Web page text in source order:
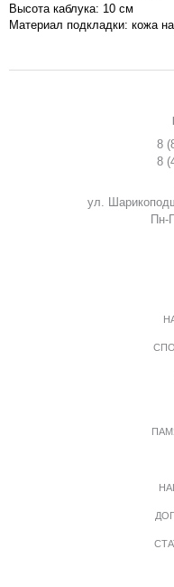
Высота каблука: 10 см
Материал подкладки: кожа
8
8
ул.
Пн-